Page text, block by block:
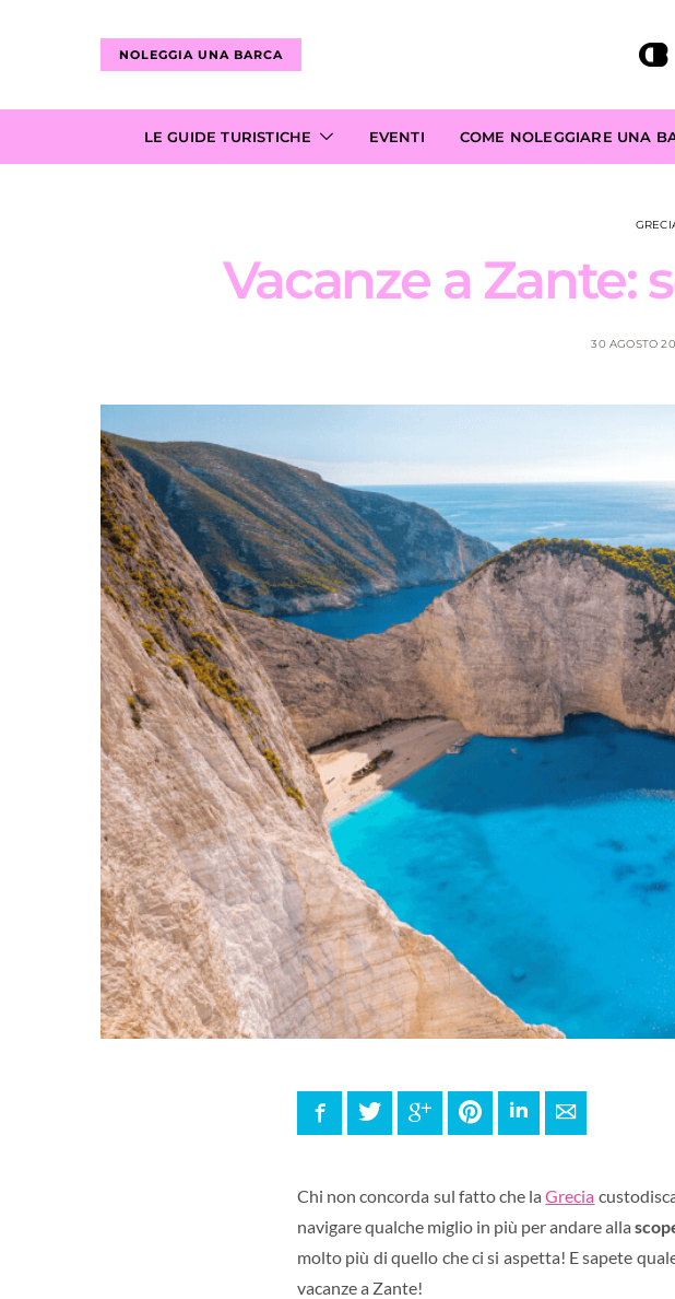
NOLEGGIA UNA BARCA
LE GUIDE TURISTICHE EVENTI COME NOLEGGIARE UNA
Vacanze a Zante:
30 AGOSTO
FacebookTwitter Google+ PinterestLinkedInE-mail
Chi non concorda sul fatto che la Grecia
navigare qualche miglio in più per andare alla
molto più di quello che ci si aspetta! E sapete
vacanze a Zante!